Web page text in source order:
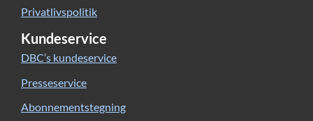
Privatlivspolitik
Kundeservice
DBC’s kundeservice
Presseservice
Abonnementstegning